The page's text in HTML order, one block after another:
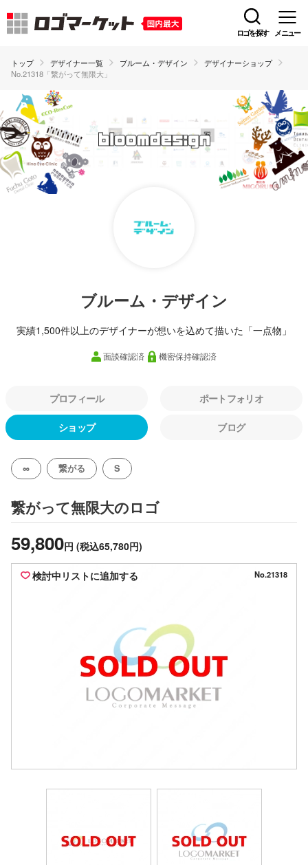
ロゴを探す メニュー
トップ デザイナー一覧 ブルーム・デザイン
デザイナーショップ
No.21318「繋がって無限大」
ブルーム・デザイン
実績1,500件以上のデザイナーが想いを込めて描いた「一点物」
面談確認済 機密保持確認済
プロフィール ポートフォリオ
ショップ ブログ
∞ 繋がる S
繋がって無限大のロゴ
59,800円 (税込65,780円)
検討中リストに追加する No.21318